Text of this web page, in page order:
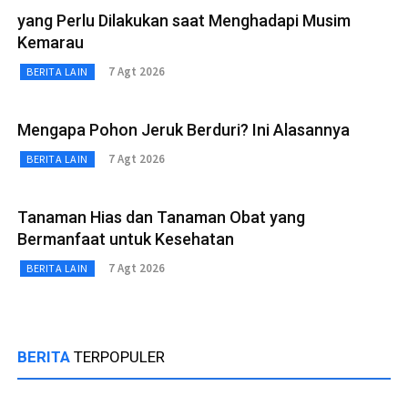
yang Perlu Dilakukan saat Menghadapi Musim
Kemarau
BERITA LAIN 7 Agt 2026
Mengapa Pohon Jeruk Berduri? Ini Alasannya
BERITA LAIN 7 Agt 2026
Tanaman Hias dan Tanaman Obat yang
Bermanfaat untuk Kesehatan
BERITA LAIN 7 Agt 2026
BERITA TERPOPULER